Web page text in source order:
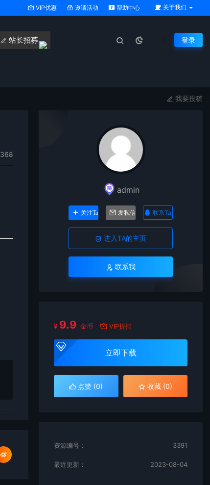
VIP优惠 邀请活动 帮助中心 关于我们
站长招募 登录
我要投稿
368
admin
关注Ta 发私信 联系Ta
进入TA的主页
联系我
¥ 9.9 金币 VIP折扣
立即下载
点赞 (0) 收藏 (0)
资源编号： 3391
最近更新： 2023-08-04